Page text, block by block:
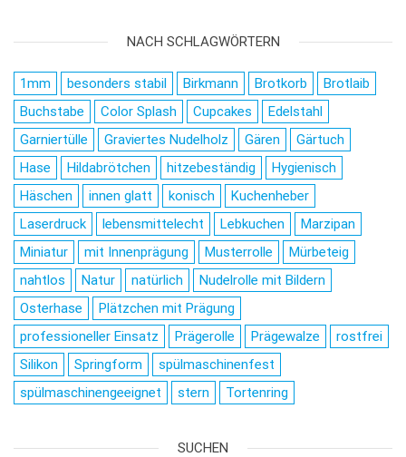
NACH SCHLAGWÖRTERN
1mm besonders stabil Birkmann Brotkorb
Brotlaib
Buchstabe
Color Splash Cupcakes
Edelstahl
Garniertülle
Graviertes Nudelholz Gären
Gärtuch
Hase
Hildabrötchen hitzebeständig
Hygienisch
Häschen
innen glatt konisch
Kuchenheber
Laserdruck
lebensmittelecht Lebkuchen
Marzipan
Miniatur
mit Innenprägung Musterrolle
Mürbeteig
nahtlos
Natur natürlich
Nudelrolle mit Bildern
Osterhase
Plätzchen mit Prägung
professioneller Einsatz
Prägerolle Prägewalze
rostfrei
Silikon
Springform
spülmaschinenfest
spülmaschinengeeignet
stern Tortenring
SUCHEN